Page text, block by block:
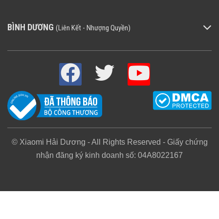
BÌNH DƯƠNG (Liên Kết - Nhượng Quyền)
© Xiaomi Hải Dương - All Rights Reserved - Giấy chứng
nhận đăng ký kinh doanh số: 04A8022167